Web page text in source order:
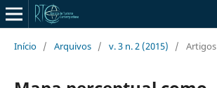
Início / Arquivos / v. 3 n. 2 (2015) / Artigos